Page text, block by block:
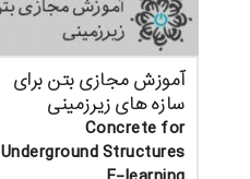
آموزش مجازی بتن برای
سازه های زیرزمینی
Concrete for
Underground Structures